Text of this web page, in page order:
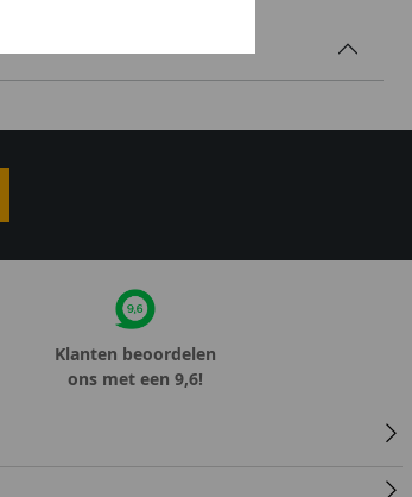
Klanten beoordelen
ons met een 9,6!